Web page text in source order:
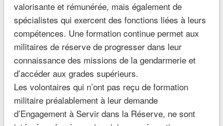
valorisante et rémunérée, mais également de
spécialistes qui exercent des fonctions liées à leurs
compétences. Une formation continue permet aux
militaires de réserve de progresser dans leur
connaissance des missions de la gendarmerie et
d’accéder aux grades supérieurs.
Les volontaires qui n’ont pas reçu de formation
militaire préalablement à leur demande
d’Engagement à Servir dans la Réserve, ne sont